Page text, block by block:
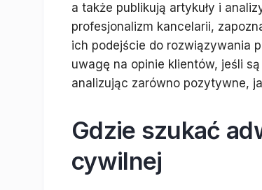
a także publikują artykuły i
profesjonalizm kancelarii,
ich podejście do rozwiązywania
uwagę na opinie klientów, jeśli
analizując zarówno pozytywne,
Gdzie szukać
cywilnej